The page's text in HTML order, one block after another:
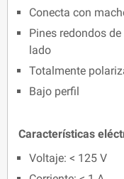
Conecta con
Pines redondos
lado
Totalmente
Bajo perfil
Características
Voltaje: < 125 V